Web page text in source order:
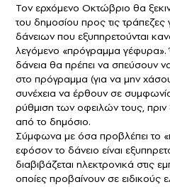
Τον ερχόμενο Οκτώβριο θα
του δημοσίου προς τις τράπεζες
δάνειων που εξυπηρετούνται
λεγόμενο «πρόγραμμα γέφυρα».
δάνεια θα πρέπει να σπεύσουν
στο πρόγραμμα (για να μην
συνέχεια να έρθουν σε
ρύθμιση των οφειλών τους, πριν
από το δημόσιο.
Σύμφωνα με όσα προβλέπει το
εφόσον το δάνειο είναι
διαβιβάζεται ηλεκτρονικά στις
οποίες προβαίνουν σε ειδικούς